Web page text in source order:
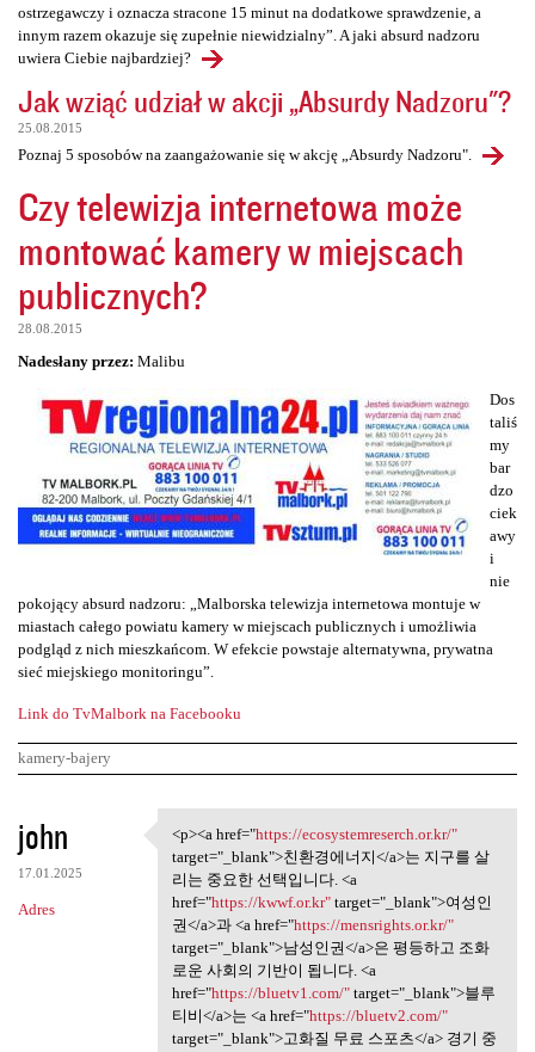
ostrzegawczy i oznacza stracone 15 minut na dodatkowe sprawdzenie, a
innym razem okazuje się zupełnie niewidzialny”. A jaki absurd nadzoru
uwiera Ciebie najbardziej?
Jak wziąć udział w akcji „Absurdy Nadzoru"?
25.08.2015
Poznaj 5 sposobów na zaangażowanie się w akcję „Absurdy Nadzoru".
Czy telewizja internetowa może
montować kamery w miejscach
publicznych?
28.08.2015
Nadesłany przez: Malibu
Dos
taliś
my
bar
dzo
ciek
awy
i
nie
pokojący absurd nadzoru: „Malborska telewizja internetowa montuje w
miastach całego powiatu kamery w miejscach publicznych i umożliwia
podgląd z nich mieszkańcom. W efekcie powstaje alternatywna, prywatna
sieć miejskiego monitoringu”.
Link do TvMalbork na Facebooku
kamery-bajery
K
o
m
e
john
17.01.2025
Adres
<p><a href="https:/
<p><a href="https://ecosystemreserch.or.kr/"
target="_blank">친환경에너지</a>는 지구를 살
리는 중요한 선택입니다. <a
href="https://kwwf.or.kr"target="_blank">여성인
권</a>과 <a href="https://mensrights.or.kr/"
target="_blank">남성인권</a>은 평등하고 조화
로운 사회의 기반이 됩니다. <a
href="https://bluetv1.com/"target="_blank">블루
티비</a>는 <a href="https://bluetv2.com/"
target="_blank">고화질 무료 스포츠</a> 경기 중